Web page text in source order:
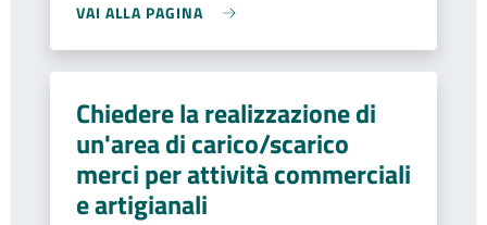
VAI ALLA PAGINA
Chiedere la realizzazione di
un'area di carico/scarico
merci per attività commerciali
e artigianali